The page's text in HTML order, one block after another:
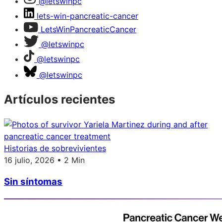
lets-win-pancreatic-cancer
LetsWinPancreaticCancer
@letswinpc
@letswinpc
@letswinpc
Artículos recientes
Historias de sobrevivientes
16 julio, 2026 • 2 Min
Sin síntomas